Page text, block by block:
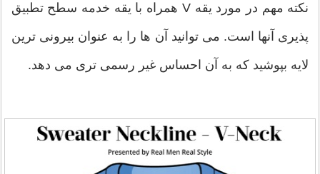
نکته مهم در مورد یقه V همراه با یقه خدمه سطح تطبیق
پذیری آنها است. می توانید آن ها را به عنوان بیرونی ترین
لایه بپوشید که به آن احساس غیر رسمی تری می دهد.